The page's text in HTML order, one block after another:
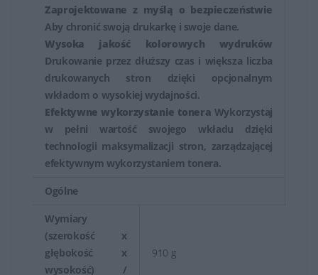
Zaprojektowane z myślą o bezpieczeństwie
Aby chronić swoją drukarkę i swoje dane.
Wysoka jakość kolorowych wydruków
Drukowanie przez dłuższy czas i większa liczba
drukowanych stron dzięki opcjonalnym
wkładom o wysokiej wydajności.
Efektywne wykorzystanie tonera Wykorzystaj
w pełni wartość swojego wkładu dzięki
technologii maksymalizacji stron, zarządzającej
efektywnym wykorzystaniem tonera.
Ogólne
Wymiary
(szerokość x
głębokość x
wysokość) /
910 g